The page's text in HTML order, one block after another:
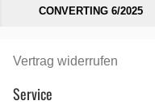
CONVERTING 6/2025
Vertrag widerrufen
Service